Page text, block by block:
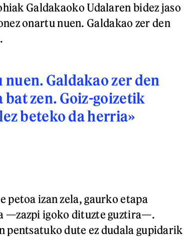
Galdakaoko Udalaren bidez jaso
onartu nuen. Galdakao zer den
nuen. Galdakao zer den
zen. Goiz-goizetik
beteko da herria»
petoa izan zela, gaurko etapa
—zazpi igoko dituzte guztira—.
pentsatuko dute ez dudala gupidarik